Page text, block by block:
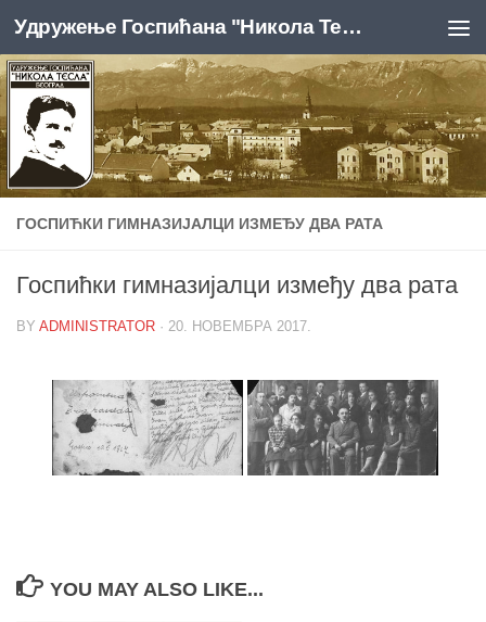
Skip to content Удружење Госпићана "Никола Тесла", Београд
ГОСПИЋКИ ГИМНАЗИЈАЛЦИ ИЗМЕЂУ ДВА РАТА
Госпићки гимназијалци између два рата
BY ADMINISTRATOR · 20. НОВЕМБРА 2017.
YOU MAY ALSO LIKE...